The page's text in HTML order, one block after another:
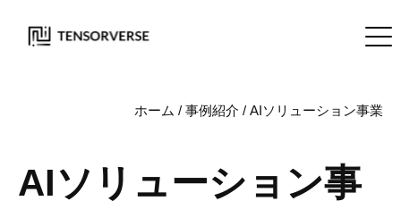
ホーム / 事例紹介 / AIソリューション事業
AIソリューション事